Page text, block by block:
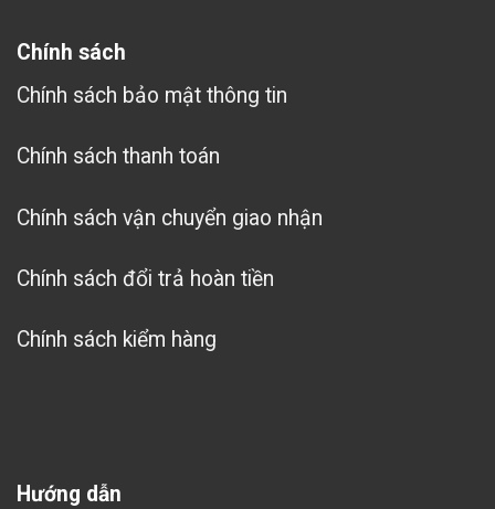
Chính sách
Chính sách bảo mật thông tin
Chính sách thanh toán
Chính sách vận chuyển giao nhận
Chính sách đổi trả hoàn tiền
Chính sách kiểm hàng
Hướng dẫn